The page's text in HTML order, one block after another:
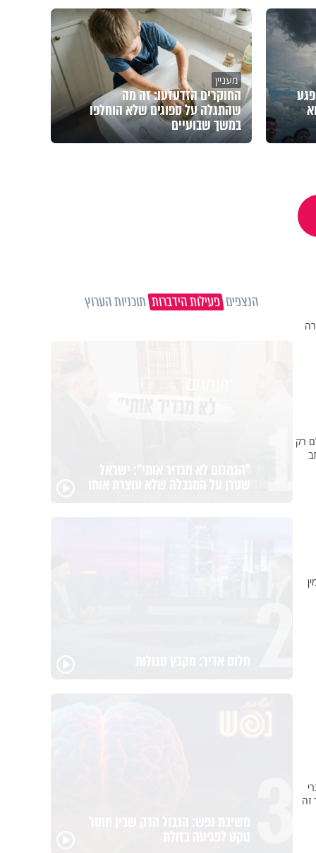
מעניין
החוקרים הזדעזעו: זה מה
שהתגלה על ספוגים שלא הוחלפו
במשך שבועיים
רק
זה
הנצפיםפעילות הידברותתוכניות הערוץ